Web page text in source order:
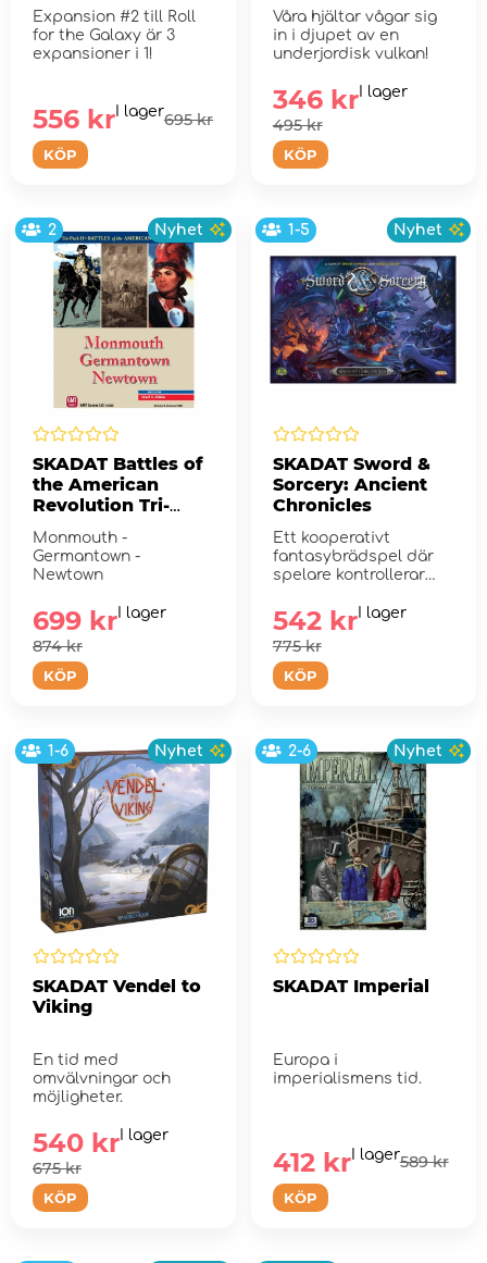
Expansion #2 till Roll
for the Galaxy är 3
expansioner i 1!
KÖP
695 kr
556 kr I lager
Malevolent Magma
Våra hjältar vågar sig
in i djupet av en
underjordisk vulkan!
KÖP
495 kr
346 krI lager
2 Nyhet
SKADAT Battles of
the American
Revolution Tri-
Pack II
Monmouth -
Germantown -
Newtown
KÖP
874 kr
699 kr I lager
1-5 Nyhet
SKADAT Sword &
Sorcery: Ancient
Chronicles
Ett kooperativt
fantasybrädspel där
spelare kontrollerar
KÖP
775 kr
542 krI lager
1-6 Nyhet
SKADAT Vendel to
Viking
En tid med
omvälvningar och
möjligheter.
KÖP
675 kr
540 kr I lager
2-6 Nyhet
SKADAT Imperial
Europa i
imperialismens tid.
KÖP
589 kr
412 krI lager